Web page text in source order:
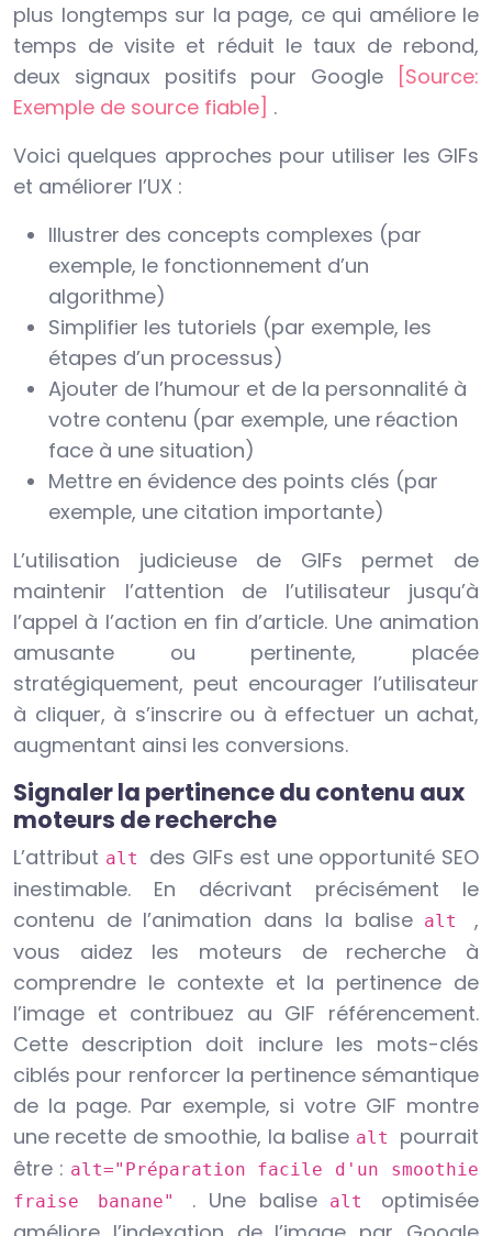
plus longtemps sur la page, ce qui améliore le
temps de visite et réduit le taux de rebond,
deux signaux positifs pour Google
[Source:
Exemple de source fiable] .
Voici quelques approches pour utiliser les GIFs
et améliorer l’UX :
Illustrer des concepts complexes (par
exemple, le fonctionnement d’un
algorithme)
Simplifier les tutoriels (par exemple, les
étapes d’un processus)
Ajouter de l’humour et de la personnalité à
votre contenu (par exemple, une réaction
face à une situation)
Mettre en évidence des points clés (par
exemple, une citation importante)
L’utilisation judicieuse de GIFs permet de
maintenir l’attention de l’utilisateur jusqu’à
l’appel à l’action en fin d’article. Une animation
amusante ou pertinente, placée
stratégiquement, peut encourager l’utilisateur
à cliquer, à s’inscrire ou à effectuer un achat,
augmentant ainsi les conversions.
Signaler la pertinence du contenu aux
moteurs de recherche
L’attribut alt des GIFs est une opportunité SEO
inestimable. En décrivant précisément le
contenu de l’animation dans la balise alt ,
vous aidez les moteurs de recherche à
comprendre le contexte et la pertinence de
l’image et contribuez au GIF référencement.
Cette description doit inclure les mots-clés
ciblés pour renforcer la pertinence sémantique
de la page. Par exemple, si votre GIF montre
une recette de smoothie, la balise alt pourrait
être : alt="Préparation facile d'un smoothie
fraise banane" . Une balise alt optimisée